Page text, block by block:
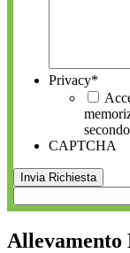
Privacy*
CAPTCHA
Allevamento